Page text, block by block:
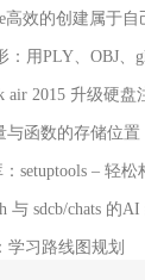
高效的创建属于
：用PLY、OBJ、
air 2015 升级硬盘
与函数的存储位置
setuptools – 轻
与 sdcb/chats 的
学习路线图规划